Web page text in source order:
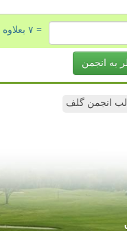
= ۷ بعلاوه ۴
به انجمن
انجمن گلف